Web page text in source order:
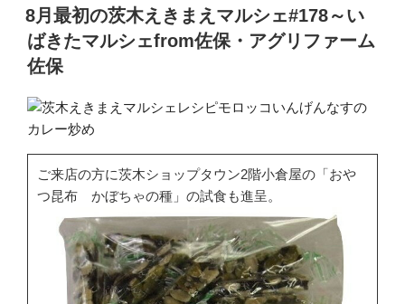
稿
日:
8月最初の茨木えきまえマルシェ#178～い
ばきたマルシェfrom佐保・アグリファーム
佐保
ご来店の方に茨木ショップタウン2階小倉屋の「おや
つ昆布 かぼちゃの種」の試食も進呈。